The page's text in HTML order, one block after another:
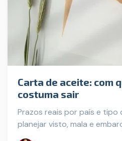
Carta de aceite: com
costuma sair
Prazos reais por país e tipo
planejar visto, mala e